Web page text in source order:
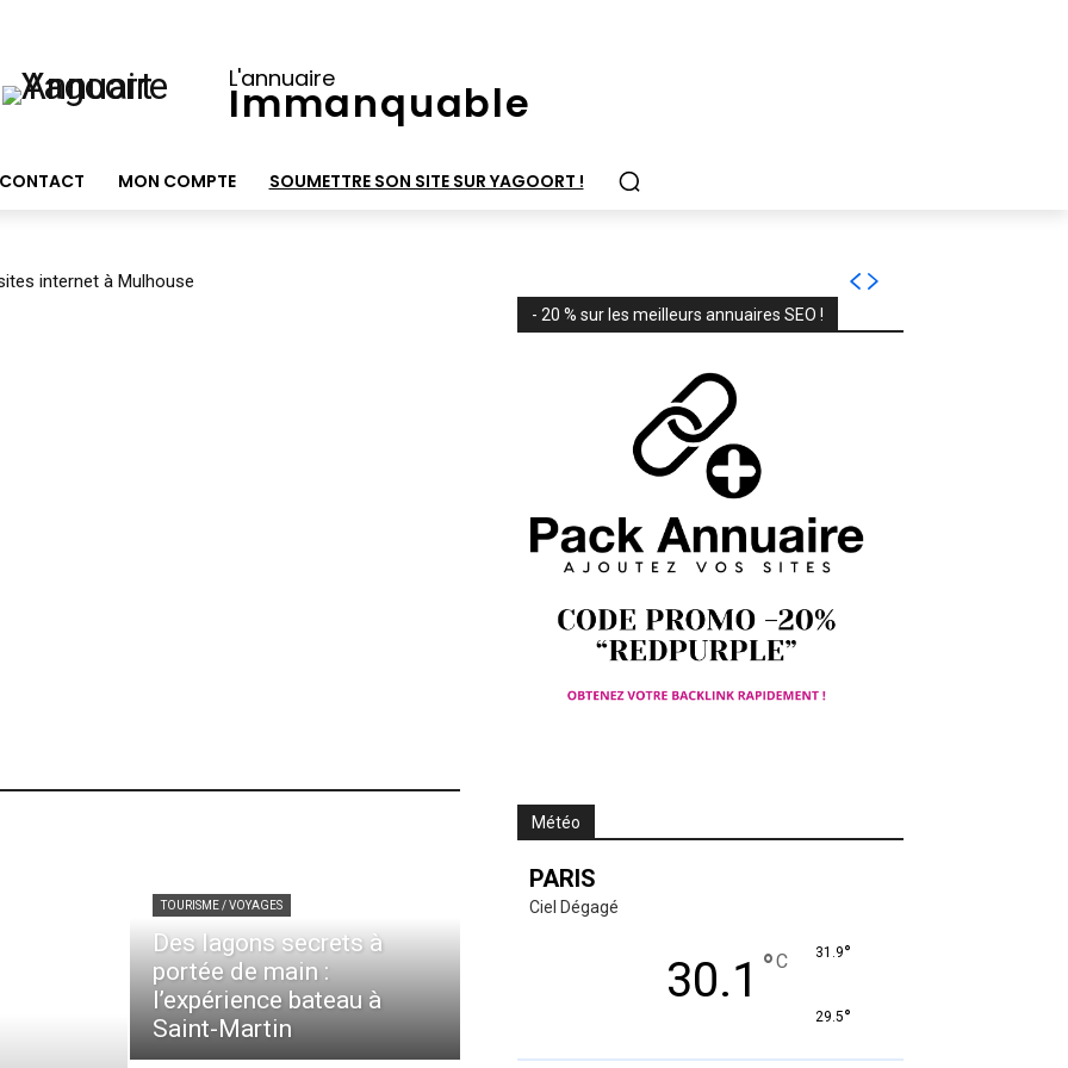
L'annuaire
Immanquable
CONTACT MON COMPTE SOUMETTRE SON SITE SUR YAGOORT !
internet à Mulhouse
TOURISME / VOYAGES
Des lagons secrets à
portée de main :
l’expérience bateau à
Saint-Martin
- 20 % sur les meilleurs annuaires SEO !
Météo
PARIS
Ciel Dégagé
30.1 °C 31.9°
29.5°